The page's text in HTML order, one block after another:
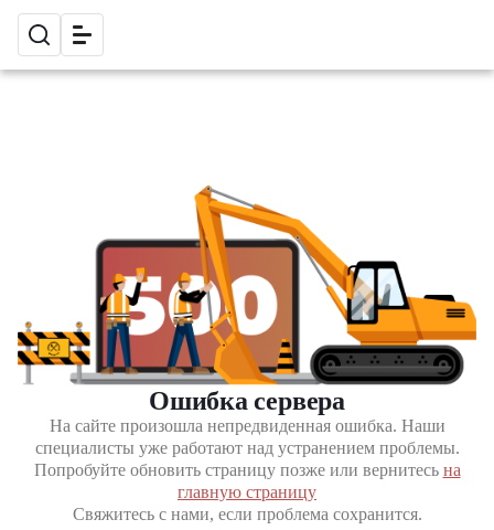
Ошибка сервера
На сайте произошла непредвиденная ошибка. Наши
специалисты уже работают над устранением проблемы.
Попробуйте обновить страницу позже или вернитесь на
главную страницу
Свяжитесь с нами, если проблема сохранится.